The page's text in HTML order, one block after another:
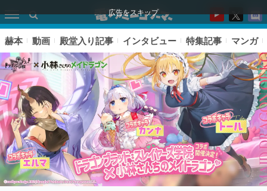
広告をスキップ
赫本 動画 殿堂入り記事 インタビュー 特集記事 マンガ